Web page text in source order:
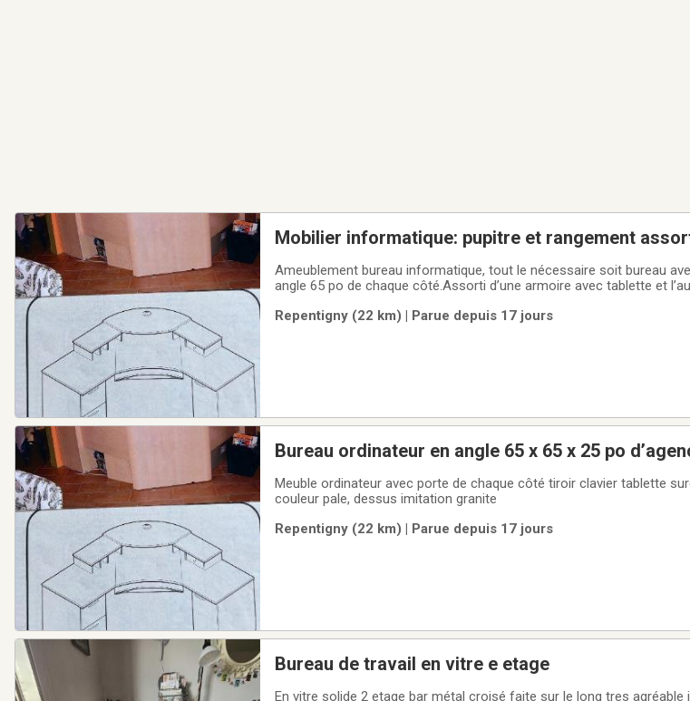
Mobilier informatique: pupitre et rangement
Ameublement bureau informatique, tout le nécessaire soit bureau
angle 65 po de chaque côté.Assorti d’une armoire avec tablette et
Repentigny (22 km) | Parue depuis 17 jours
Bureau ordinateur en angle 65 x 65 x 25 po
Meuble ordinateur avec porte de chaque côté tiroir clavier tablette surélevée pour le moniteur Meuble
couleur pale, dessus imitation granite
Repentigny (22 km) | Parue depuis 17 jours
Bureau de travail en vitre e etage
En vitre solide 2 etage bar métal croisé faite sur le long tres